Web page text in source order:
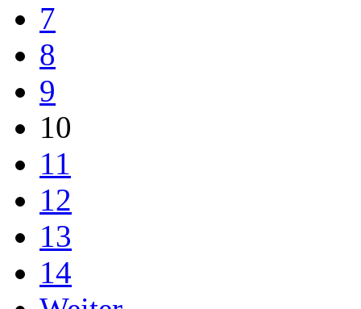
7
8
9
10
11
12
13
14